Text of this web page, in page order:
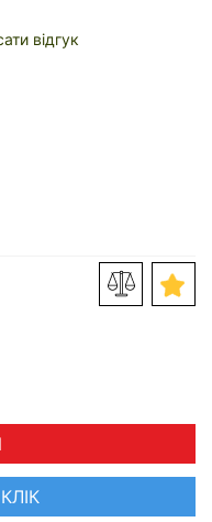
відгук